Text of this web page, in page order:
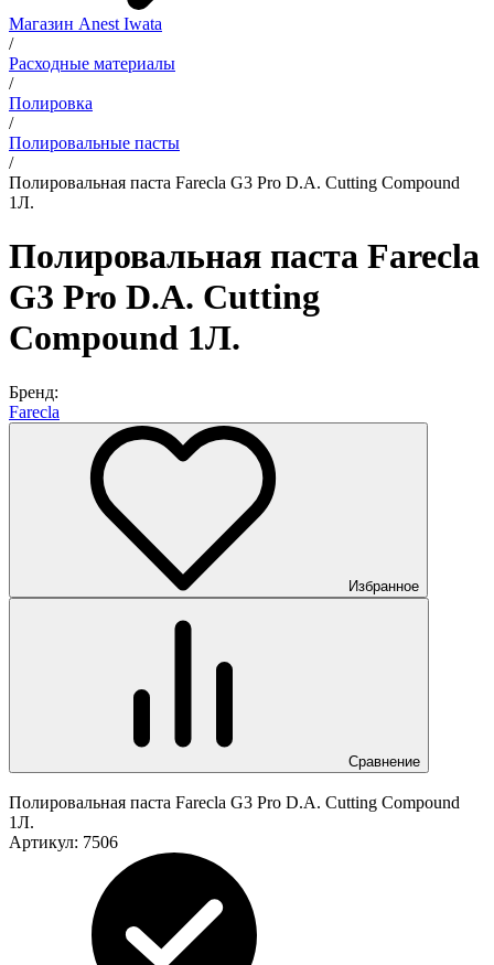
Магазин Anest Iwata
/
Расходные материалы
/
Полировка
/
Полировальные пасты
/
Полировальная паста Farecla G3 Pro D.A. Cutting Compound
1Л.
Полировальная паста Farecla
G3 Pro D.A. Cutting
Compound 1Л.
Бренд:
Farecla
Избранное
Сравнение
Полировальная паста Farecla G3 Pro D.A. Cutting Compound
1Л.
Артикул: 7506